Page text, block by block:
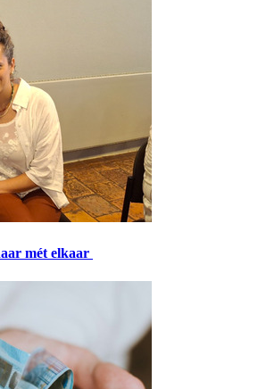
mét elkaar